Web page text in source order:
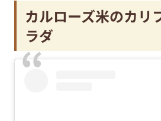
カルローズ米のカリ
ラダ